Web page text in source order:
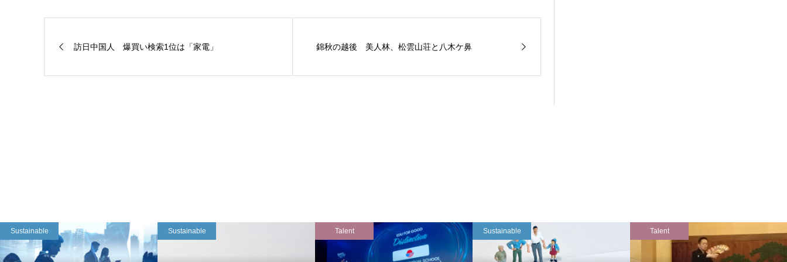
訪日中国人 爆買い検索1位は「家電」 錦秋の越後 美人林、松雲山荘と八木ケ鼻
Sustainable Sustainable Talent Sustainable Talent